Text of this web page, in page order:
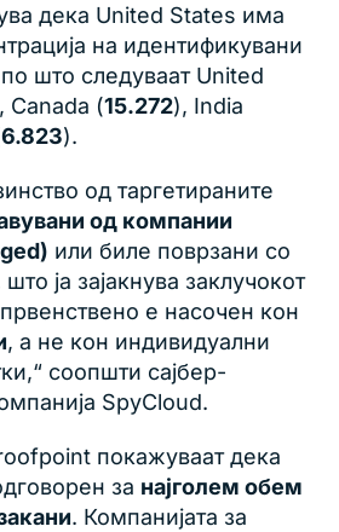
дека United States има
на идентификувани
што следуваат United
Canada (15.272), India
6.823).
од таргетираните
од компании
или биле поврзани со
што ја зајакнува заклучокот
е насочен кон
, а не кон индивидуални
соопшти сајбер-
SpyCloud.
покажуваат дека
за најголем обем
. Компанијата за